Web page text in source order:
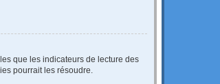
que les indicateurs de lecture des
pourrait les résoudre.